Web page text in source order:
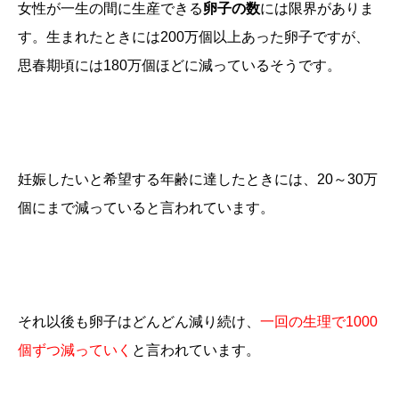
女性が一生の間に生産できる卵子の数には限界がありま
す。生まれたときには200万個以上あった卵子ですが、
思春期頃には180万個ほどに減っているそうです。
妊娠したいと希望する年齢に達したときには、 20～30万
個にまで減っていると言われています。
それ以後も卵子はどんどん減り続け、 一回の生理で1000
個ずつ減っていく と言われています。